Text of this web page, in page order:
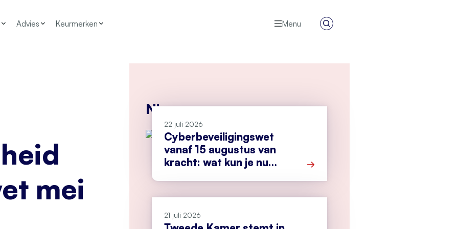
Advies Keurmerken Menu
Zoeken
mei
Nieuws
22 juli 2026
Cyberbeveiligingswet
vanaf 15 augustus van
kracht: wat kun je nu
21 juli 2026